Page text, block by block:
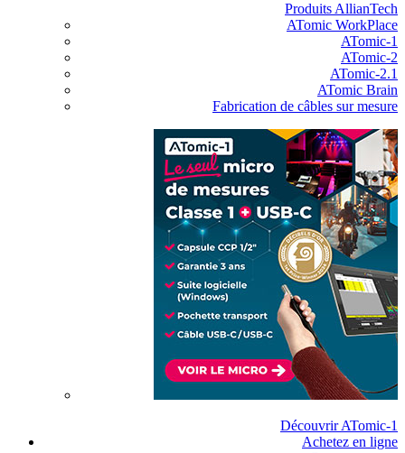
Produits AllianTech
ATomic WorkPlace
ATomic-1
ATomic-2
ATomic-2.1
ATomic Brain
Fabrication de câbles sur mesure
Découvrir ATomic-1
Achetez en ligne